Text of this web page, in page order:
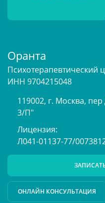
Оранта
ИНН 9704215048
119002, г. Москва,
3/П"
Лицензия:
Л041-01137-77/
ОНЛАЙН КОНСУЛЬТАЦИЯ